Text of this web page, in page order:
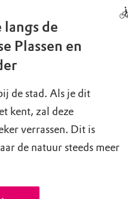
de
Plassen en
de stad. Als je dit
kent, zal deze
verrassen. Dit is
de natuur steeds meer